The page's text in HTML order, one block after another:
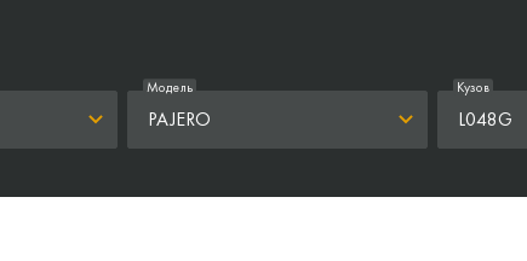
PAJERO
Модель
L048G
Кузов